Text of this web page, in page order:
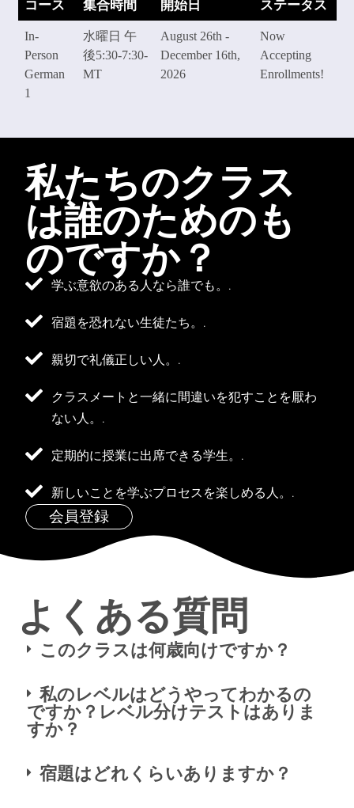
コース 集合時間 開始日 ステータス
In-
Person
German
1
水曜日 午
後5:30-7:30-
MT
August 26th -
December 16th,
2026
Now
Accepting
Enrollments!
私たちのクラス
は誰のためのも
のですか？
学ぶ意欲のある人なら誰でも。.
宿題を恐れない生徒たち。.
親切で礼儀正しい人。.
クラスメートと一緒に間違いを犯すことを厭わ
ない人。.
定期的に授業に出席できる学生。.
新しいことを学ぶプロセスを楽しめる人。.
会員登録
よくある質問
このクラスは何歳向けですか？
私のレベルはどうやってわかるの
ですか？レベル分けテストはありま
すか？
宿題はどれくらいありますか？